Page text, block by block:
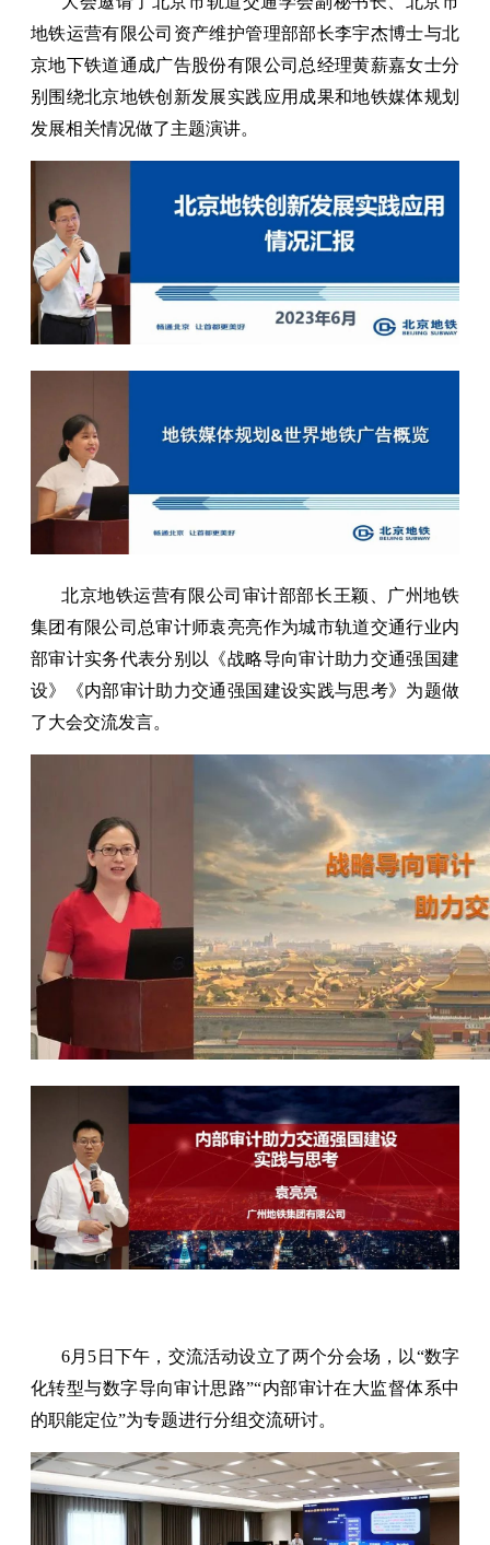
地铁运营有限公司资产维护管理部部长李宇杰博士与北
京地下铁道通成广告股份有限公司总经理黄薪嘉女士分
别围绕北京地铁创新发展实践应用成果和地铁媒体规划
发展相关情况做了主题演讲。
北京地铁运营有限公司审计部部长王颖、广州地铁
集团有限公司总审计师袁亮亮作为城市轨道交通行业内
部审计实务代表分别以《战略导向审计助力交通强国建
设》《内部审计助力交通强国建设实践与思考》为题做
了大会交流发言。
6月5日下午，交流活动设立了两个分会场，以“数字
化转型与数字导向审计思路”“内部审计在大监督体系中
的职能定位”为专题进行分组交流研讨。